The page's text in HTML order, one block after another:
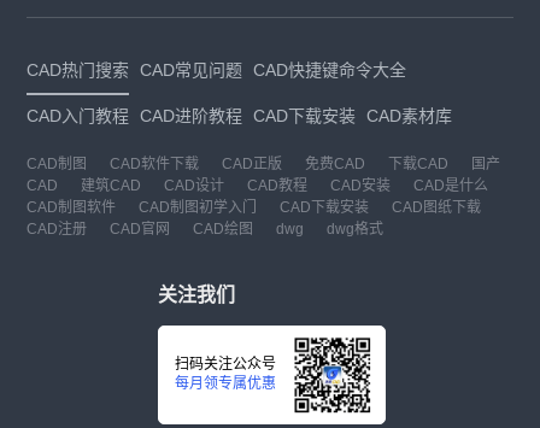
CAD热门搜索 CAD常见问题 CAD快捷键命令大全
CAD入门教程 CAD进阶教程 CAD下载安装 CAD素材库
CAD制图 CAD软件下载 CAD正版 免费CAD 下载CAD
国产
CAD
建筑CAD CAD设计 CAD教程 CAD安装
CAD是什么
CAD制图软件
CAD制图初学入门 CAD下载安装
CAD图纸下载
CAD注册
CAD官网 CAD绘图 dwg dwg格式
关注我们
扫码关注公众号
每月领专属优惠